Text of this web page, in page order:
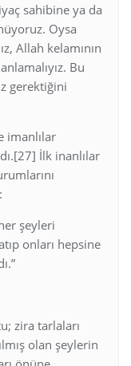
sahibine ya da
Oysa
Allah kelamının
Bu
gerektiğini
imanlılar
İlk inanlılar
şeyleri
onları hepsine
zira tarlaları
olan şeylerin